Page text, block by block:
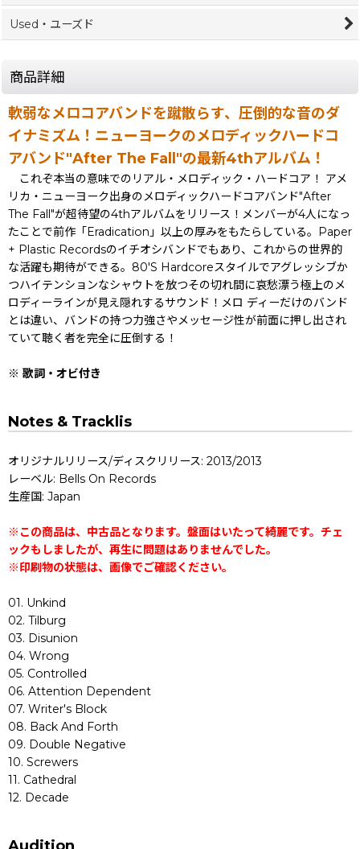
Used・ユーズド
商品詳細
軟弱なメロコアバンドを蹴散らす、圧倒的な音のダ
イナミズム！ニューヨークのメロディックハードコ
アバンド"After The Fall"の最新4thアルバム！
これぞ本当の意味でのリアル・メロディック・ハードコア！ アメ
リカ・ニューヨーク出身のメロディックハードコアバンド"After
The Fall"が超待望の4thアルバムをリリース！メンバーが4人になっ
たことで前作「Eradication」以上の厚みをもたらしている。Paper
+ Plastic Recordsのイチオシバンドでもあり、これからの世界的
な活躍も期待ができる。80'S Hardcoreスタイルでアグレッシブか
つハイテンションなシャウトを放つその切れ間に哀愁漂う極上のメ
ロディーラインが見え隠れするサウンド！メロ ディーだけのバンド
とは違い、バンドの持つ力強さやメッセージ性が前面に押し出され
ていて聴く者を完全に圧倒する！
※ 歌詞・オビ付き
Notes & Tracklis
オリジナルリリース/ディスクリリース: 2013/2013
レーベル: Bells On Records
生産国: Japan
※この商品は、中古品となります。盤面はいたって綺麗です。チェ
ックもしましたが、再生に問題はありませんでした。
※印刷物の状態は、画像でご確認ください。
01. Unkind
02. Tilburg
03. Disunion
04. Wrong
05. Controlled
06. Attention Dependent
07. Writer's Block
08. Back And Forth
09. Double Negative
10. Screwers
11. Cathedral
12. Decade